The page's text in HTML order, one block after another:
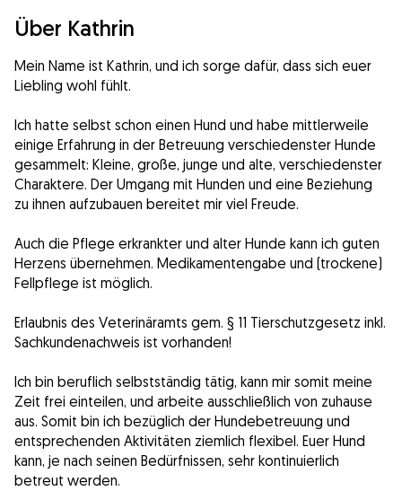
Über Kathrin
Mein Name ist Kathrin, und ich sorge dafür, dass sich euer
Liebling wohl fühlt.
Ich hatte selbst schon einen Hund und habe mittlerweile
einige Erfahrung in der Betreuung verschiedenster Hunde
gesammelt: Kleine, große, junge und alte, verschiedenster
Charaktere. Der Umgang mit Hunden und eine Beziehung
zu ihnen aufzubauen bereitet mir viel Freude.
Auch die Pflege erkrankter und alter Hunde kann ich guten
Herzens übernehmen. Medikamentengabe und (trockene)
Fellpflege ist möglich.
Erlaubnis des Veterinäramts gem. § 11 Tierschutzgesetz inkl.
Sachkundenachweis ist vorhanden!
Ich bin beruflich selbstständig tätig, kann mir somit meine
Zeit frei einteilen, und arbeite ausschließlich von zuhause
aus. Somit bin ich bezüglich der Hundebetreuung und
entsprechenden Aktivitäten ziemlich flexibel. Euer Hund
kann, je nach seinen Bedürfnissen, sehr kontinuierlich
betreut werden.